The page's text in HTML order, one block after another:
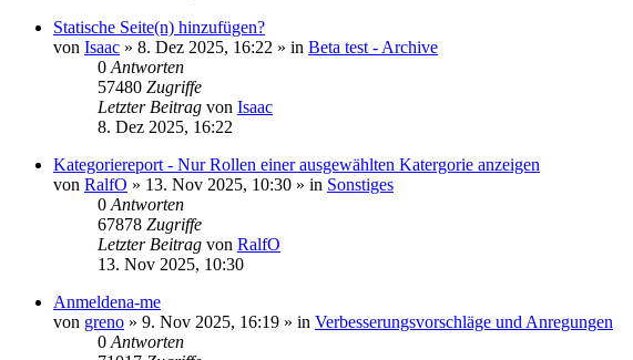
Statische Seite(n) hinzufügen?
von Isaac » 8. Dez 2025, 16:22 » in Beta test - Archive
0 Antworten
57480 Zugriffe
Letzter Beitrag von Isaac
8. Dez 2025, 16:22
Kategoriereport - Nur Rollen einer ausgewählten Katergorie anzeigen
von RalfO » 13. Nov 2025, 10:30 » in Sonstiges
0 Antworten
67878 Zugriffe
Letzter Beitrag von RalfO
13. Nov 2025, 10:30
Anmeldena-me
von greno » 9. Nov 2025, 16:19 » in Verbesserungsvorschläge und Anregungen
0 Antworten